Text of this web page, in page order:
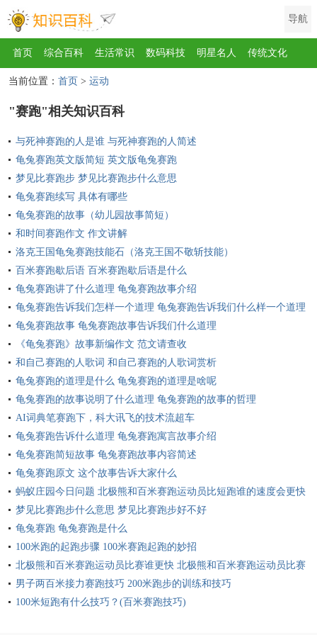
导航
首页 综合百科 生活常识 数码科技 明星名人 传统文化
互联网 健康 影视
运动 游戏 家电 地理
歌曲 动物 植物
当前位置： 首页 > 运动
"赛跑"相关知识百科
与死神赛跑的人是谁 与死神赛跑的人简述
龟兔赛跑英文版简短 英文版龟兔赛跑
梦见比赛跑步 梦见比赛跑步什么意思
龟兔赛跑续写 具体有哪些
龟兔赛跑的故事（幼儿园故事简短）
和时间赛跑作文 作文讲解
洛克王国龟兔赛跑技能石（洛克王国不敬斩技能）
百米赛跑歇后语 百米赛跑歇后语是什么
龟兔赛跑讲了什么道理 龟兔赛跑故事介绍
龟兔赛跑告诉我们怎样一个道理 龟兔赛跑告诉我们什么样一个道理
龟兔赛跑故事 龟兔赛跑故事告诉我们什么道理
《龟兔赛跑》故事新编作文 范文请查收
和自己赛跑的人歌词 和自己赛跑的人歌词赏析
龟兔赛跑的道理是什么 龟兔赛跑的道理是啥呢
龟兔赛跑的故事说明了什么道理 龟兔赛跑的故事的哲理
AI词典笔赛跑下，科大讯飞的技术流超车
龟兔赛跑告诉什么道理 龟兔赛跑寓言故事介绍
龟兔赛跑简短故事 龟兔赛跑故事内容简述
龟兔赛跑原文 这个故事告诉大家什么
蚂蚁庄园今日问题 北极熊和百米赛跑运动员比短跑谁的速度会更快
梦见比赛跑步什么意思 梦见比赛跑步好不好
龟兔赛跑 龟兔赛跑是什么
100米跑的起跑步骤 100米赛跑起跑的妙招
北极熊和百米赛跑运动员比赛谁更快 北极熊和百米赛跑运动员比赛
谁跑得更快
男子两百米接力赛跑技巧 200米跑步的训练和技巧
100米短跑有什么技巧？(百米赛跑技巧)